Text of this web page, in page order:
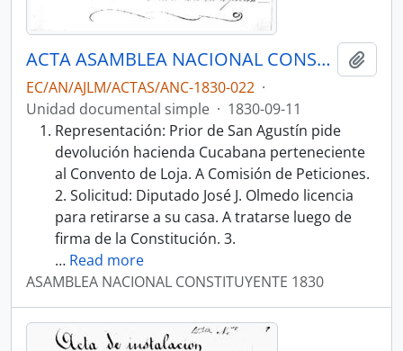
ACTA ASAMBLEA NACIONAL CONSTITUYENTE 1830
EC/AN/AJLM/ACTAS/ANC-1830-022 ·
Unidad documental simple · 1830-09-11
Representación: Prior de San Agustín pide
devolución hacienda Cucabana perteneciente
al Convento de Loja. A Comisión de Peticiones.
2. Solicitud: Diputado José J. Olmedo licencia
para retirarse a su casa. A tratarse luego de
firma de la Constitución. 3.
… Read more
ASAMBLEA NACIONAL CONSTITUYENTE 1830